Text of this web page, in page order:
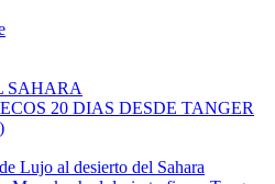
SAHARA
20 DIAS DESDE TANGER
Lujo al desierto del Sahara